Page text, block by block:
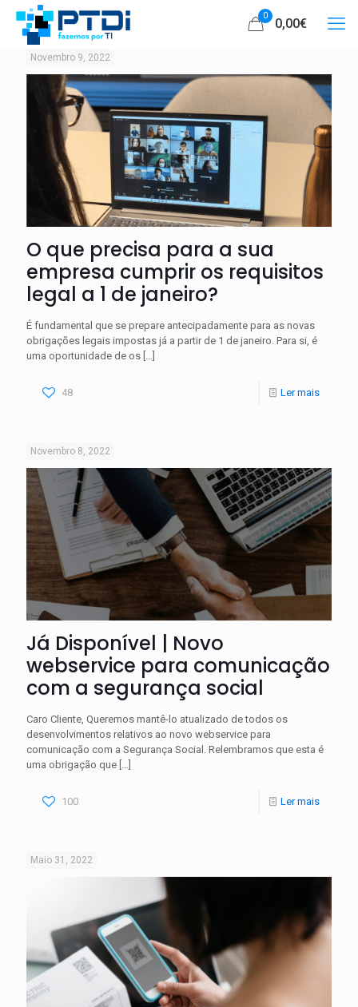
0
0,00€
Novembro 9, 2022
O que precisa para a sua
empresa cumprir os requisitos
legal a 1 de janeiro?
É fundamental que se prepare antecipadamente para as novas
obrigações legais impostas já a partir de 1 de janeiro. Para si, é
uma oportunidade de os […]
48 Ler mais
Novembro 8, 2022
Já Disponível | Novo
webservice para comunicação
com a segurança social
Caro Cliente, Queremos mantê-lo atualizado de todos os
desenvolvimentos relativos ao novo webservice para
comunicação com a Segurança Social. Relembramos que esta é
uma obrigação que […]
100 Ler mais
Maio 31, 2022